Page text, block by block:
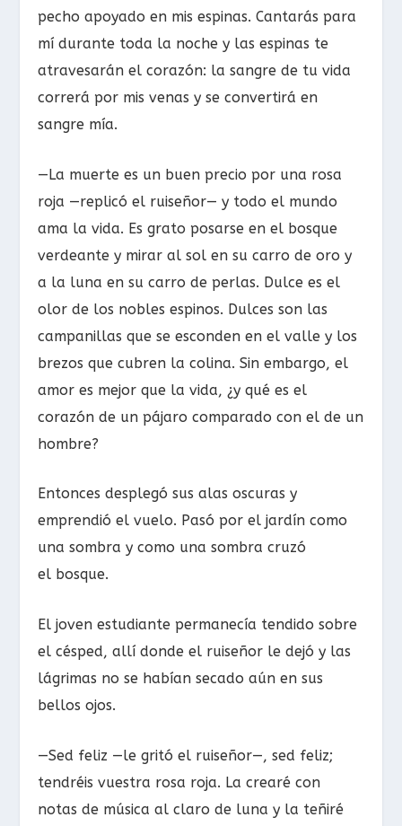
pecho apoyado en mis espinas. Cantarás para
mí durante toda la noche y las espinas te
atravesarán el corazón: la sangre de tu vida
correrá por mis venas y se convertirá en
sangre mía.
—La muerte es un buen precio por una rosa
roja —replicó el ruiseñor— y todo el mundo
ama la vida. Es grato posarse en el bosque
verdeante y mirar al sol en su carro de oro y
a la luna en su carro de perlas. Dulce es el
olor de los nobles espinos. Dulces son las
campanillas que se esconden en el valle y los
brezos que cubren la colina. Sin embargo, el
amor es mejor que la vida, ¿y qué es el
corazón de un pájaro comparado con el de un
hombre?
Entonces desplegó sus alas oscuras y
emprendió el vuelo. Pasó por el jardín como
una sombra y como una sombra cruzó
el bosque.
El joven estudiante permanecía tendido sobre
el césped, allí donde el ruiseñor le dejó y las
lágrimas no se habían secado aún en sus
bellos ojos.
—Sed feliz —le gritó el ruiseñor—, sed feliz;
tendréis vuestra rosa roja. La crearé con
notas de música al claro de luna y la teñiré